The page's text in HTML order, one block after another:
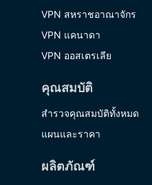
VPN สหราชอาณาจักร
VPN แคนาดา
VPN ออสเตรเลีย
คุณสมบัติ
สำรวจคุณสมบัติทั้งหมด
แผนและราคา
ผลิตภัณฑ์